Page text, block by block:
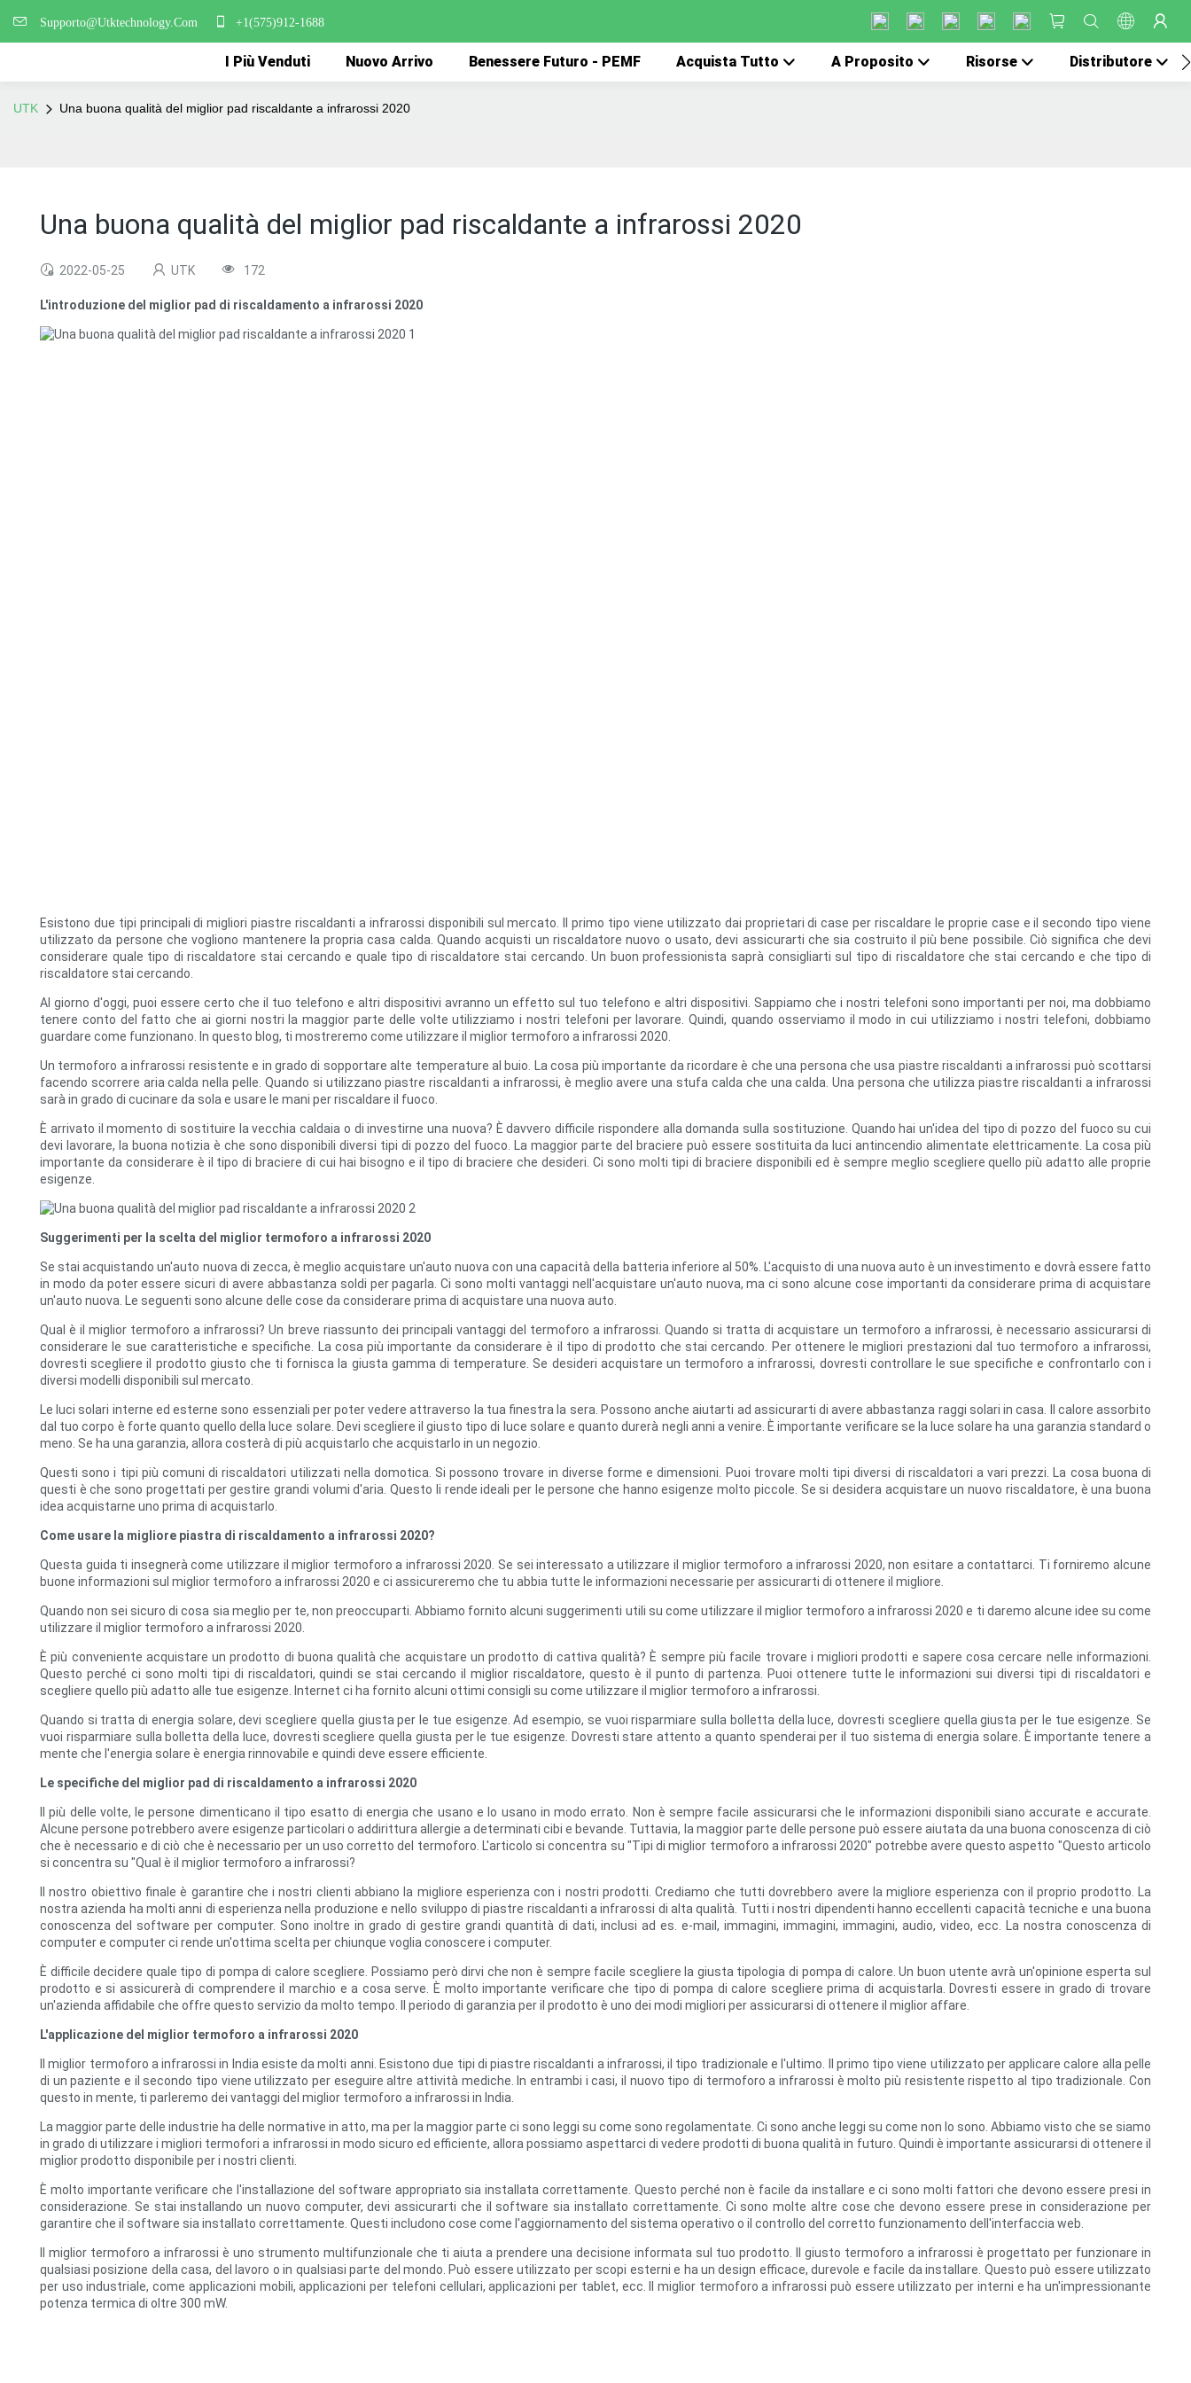
Supporto@Utktechnology.Com +1(575)912-1688
I Più Venduti Nuovo Arrivo Benessere Futuro - PEMF Acquista Tutto A Proposito Risorse Distributore
UTK Una buona qualità del miglior pad riscaldante a infrarossi 2020
Una buona qualità del miglior pad riscaldante a infrarossi 2020
2022-05-25 UTK 172
L'introduzione del miglior pad di riscaldamento a infrarossi 2020
Esistono due tipi principali di migliori piastre riscaldanti a infrarossi disponibili sul mercato. Il primo tipo viene utilizzato dai proprietari di case per riscaldare le proprie case e il secondo tipo viene
utilizzato da persone che vogliono mantenere la propria casa calda. Quando acquisti un riscaldatore nuovo o usato, devi assicurarti che sia costruito il più bene possibile. Ciò significa che devi
considerare quale tipo di riscaldatore stai cercando e quale tipo di riscaldatore stai cercando. Un buon professionista saprà consigliarti sul tipo di riscaldatore che stai cercando e che tipo di
riscaldatore stai cercando.
Al giorno d'oggi, puoi essere certo che il tuo telefono e altri dispositivi avranno un effetto sul tuo telefono e altri dispositivi. Sappiamo che i nostri telefoni sono importanti per noi, ma dobbiamo
tenere conto del fatto che ai giorni nostri la maggior parte delle volte utilizziamo i nostri telefoni per lavorare. Quindi, quando osserviamo il modo in cui utilizziamo i nostri telefoni, dobbiamo
guardare come funzionano. In questo blog, ti mostreremo come utilizzare il miglior termoforo a infrarossi 2020.
Un termoforo a infrarossi resistente e in grado di sopportare alte temperature al buio. La cosa più importante da ricordare è che una persona che usa piastre riscaldanti a infrarossi può scottarsi
facendo scorrere aria calda nella pelle. Quando si utilizzano piastre riscaldanti a infrarossi, è meglio avere una stufa calda che una calda. Una persona che utilizza piastre riscaldanti a infrarossi
sarà in grado di cucinare da sola e usare le mani per riscaldare il fuoco.
È arrivato il momento di sostituire la vecchia caldaia o di investirne una nuova? È davvero difficile rispondere alla domanda sulla sostituzione. Quando hai un'idea del tipo di pozzo del fuoco su cui
devi lavorare, la buona notizia è che sono disponibili diversi tipi di pozzo del fuoco. La maggior parte del braciere può essere sostituita da luci antincendio alimentate elettricamente. La cosa più
importante da considerare è il tipo di braciere di cui hai bisogno e il tipo di braciere che desideri. Ci sono molti tipi di braciere disponibili ed è sempre meglio scegliere quello più adatto alle proprie
esigenze.
Suggerimenti per la scelta del miglior termoforo a infrarossi 2020
Se stai acquistando un'auto nuova di zecca, è meglio acquistare un'auto nuova con una capacità della batteria inferiore al 50%. L'acquisto di una nuova auto è un investimento e dovrà essere fatto
in modo da poter essere sicuri di avere abbastanza soldi per pagarla. Ci sono molti vantaggi nell'acquistare un'auto nuova, ma ci sono alcune cose importanti da considerare prima di acquistare
un'auto nuova. Le seguenti sono alcune delle cose da considerare prima di acquistare una nuova auto.
Qual è il miglior termoforo a infrarossi? Un breve riassunto dei principali vantaggi del termoforo a infrarossi. Quando si tratta di acquistare un termoforo a infrarossi, è necessario assicurarsi di
considerare le sue caratteristiche e specifiche. La cosa più importante da considerare è il tipo di prodotto che stai cercando. Per ottenere le migliori prestazioni dal tuo termoforo a infrarossi,
dovresti scegliere il prodotto giusto che ti fornisca la giusta gamma di temperature. Se desideri acquistare un termoforo a infrarossi, dovresti controllare le sue specifiche e confrontarlo con i
diversi modelli disponibili sul mercato.
Le luci solari interne ed esterne sono essenziali per poter vedere attraverso la tua finestra la sera. Possono anche aiutarti ad assicurarti di avere abbastanza raggi solari in casa. Il calore assorbito
dal tuo corpo è forte quanto quello della luce solare. Devi scegliere il giusto tipo di luce solare e quanto durerà negli anni a venire. È importante verificare se la luce solare ha una garanzia standard o
meno. Se ha una garanzia, allora costerà di più acquistarlo che acquistarlo in un negozio.
Questi sono i tipi più comuni di riscaldatori utilizzati nella domotica. Si possono trovare in diverse forme e dimensioni. Puoi trovare molti tipi diversi di riscaldatori a vari prezzi. La cosa buona di
questi è che sono progettati per gestire grandi volumi d'aria. Questo li rende ideali per le persone che hanno esigenze molto piccole. Se si desidera acquistare un nuovo riscaldatore, è una buona
idea acquistarne uno prima di acquistarlo.
Come usare la migliore piastra di riscaldamento a infrarossi 2020?
Questa guida ti insegnerà come utilizzare il miglior termoforo a infrarossi 2020. Se sei interessato a utilizzare il miglior termoforo a infrarossi 2020, non esitare a contattarci. Ti forniremo alcune
buone informazioni sul miglior termoforo a infrarossi 2020 e ci assicureremo che tu abbia tutte le informazioni necessarie per assicurarti di ottenere il migliore.
Quando non sei sicuro di cosa sia meglio per te, non preoccuparti. Abbiamo fornito alcuni suggerimenti utili su come utilizzare il miglior termoforo a infrarossi 2020 e ti daremo alcune idee su come
utilizzare il miglior termoforo a infrarossi 2020.
È più conveniente acquistare un prodotto di buona qualità che acquistare un prodotto di cattiva qualità? È sempre più facile trovare i migliori prodotti e sapere cosa cercare nelle informazioni.
Questo perché ci sono molti tipi di riscaldatori, quindi se stai cercando il miglior riscaldatore, questo è il punto di partenza. Puoi ottenere tutte le informazioni sui diversi tipi di riscaldatori e
scegliere quello più adatto alle tue esigenze. Internet ci ha fornito alcuni ottimi consigli su come utilizzare il miglior termoforo a infrarossi.
Quando si tratta di energia solare, devi scegliere quella giusta per le tue esigenze. Ad esempio, se vuoi risparmiare sulla bolletta della luce, dovresti scegliere quella giusta per le tue esigenze. Se
vuoi risparmiare sulla bolletta della luce, dovresti scegliere quella giusta per le tue esigenze. Dovresti stare attento a quanto spenderai per il tuo sistema di energia solare. È importante tenere a
mente che l'energia solare è energia rinnovabile e quindi deve essere efficiente.
Le specifiche del miglior pad di riscaldamento a infrarossi 2020
Il più delle volte, le persone dimenticano il tipo esatto di energia che usano e lo usano in modo errato. Non è sempre facile assicurarsi che le informazioni disponibili siano accurate e accurate.
Alcune persone potrebbero avere esigenze particolari o addirittura allergie a determinati cibi e bevande. Tuttavia, la maggior parte delle persone può essere aiutata da una buona conoscenza di ciò
che è necessario e di ciò che è necessario per un uso corretto del termoforo. L'articolo si concentra su "Tipi di miglior termoforo a infrarossi 2020" potrebbe avere questo aspetto "Questo articolo
si concentra su "Qual è il miglior termoforo a infrarossi?
Il nostro obiettivo finale è garantire che i nostri clienti abbiano la migliore esperienza con i nostri prodotti. Crediamo che tutti dovrebbero avere la migliore esperienza con il proprio prodotto. La
nostra azienda ha molti anni di esperienza nella produzione e nello sviluppo di piastre riscaldanti a infrarossi di alta qualità. Tutti i nostri dipendenti hanno eccellenti capacità tecniche e una buona
conoscenza del software per computer. Sono inoltre in grado di gestire grandi quantità di dati, inclusi ad es. e-mail, immagini, immagini, immagini, audio, video, ecc. La nostra conoscenza di
computer e computer ci rende un'ottima scelta per chiunque voglia conoscere i computer.
È difficile decidere quale tipo di pompa di calore scegliere. Possiamo però dirvi che non è sempre facile scegliere la giusta tipologia di pompa di calore. Un buon utente avrà un'opinione esperta sul
prodotto e si assicurerà di comprendere il marchio e a cosa serve. È molto importante verificare che tipo di pompa di calore scegliere prima di acquistarla. Dovresti essere in grado di trovare
un'azienda affidabile che offre questo servizio da molto tempo. Il periodo di garanzia per il prodotto è uno dei modi migliori per assicurarsi di ottenere il miglior affare.
L'applicazione del miglior termoforo a infrarossi 2020
Il miglior termoforo a infrarossi in India esiste da molti anni. Esistono due tipi di piastre riscaldanti a infrarossi, il tipo tradizionale e l'ultimo. Il primo tipo viene utilizzato per applicare calore alla pelle
di un paziente e il secondo tipo viene utilizzato per eseguire altre attività mediche. In entrambi i casi, il nuovo tipo di termoforo a infrarossi è molto più resistente rispetto al tipo tradizionale. Con
questo in mente, ti parleremo dei vantaggi del miglior termoforo a infrarossi in India.
La maggior parte delle industrie ha delle normative in atto, ma per la maggior parte ci sono leggi su come sono regolamentate. Ci sono anche leggi su come non lo sono. Abbiamo visto che se siamo
in grado di utilizzare i migliori termofori a infrarossi in modo sicuro ed efficiente, allora possiamo aspettarci di vedere prodotti di buona qualità in futuro. Quindi è importante assicurarsi di ottenere il
miglior prodotto disponibile per i nostri clienti.
È molto importante verificare che l'installazione del software appropriato sia installata correttamente. Questo perché non è facile da installare e ci sono molti fattori che devono essere presi in
considerazione. Se stai installando un nuovo computer, devi assicurarti che il software sia installato correttamente. Ci sono molte altre cose che devono essere prese in considerazione per
garantire che il software sia installato correttamente. Questi includono cose come l'aggiornamento del sistema operativo o il controllo del corretto funzionamento dell'interfaccia web.
Il miglior termoforo a infrarossi è uno strumento multifunzionale che ti aiuta a prendere una decisione informata sul tuo prodotto. Il giusto termoforo a infrarossi è progettato per funzionare in
qualsiasi posizione della casa, del lavoro o in qualsiasi parte del mondo. Può essere utilizzato per scopi esterni e ha un design efficace, durevole e facile da installare. Questo può essere utilizzato
per uso industriale, come applicazioni mobili, applicazioni per telefoni cellulari, applicazioni per tablet, ecc. Il miglior termoforo a infrarossi può essere utilizzato per interni e ha un'impressionante
potenza termica di oltre 300 mW.